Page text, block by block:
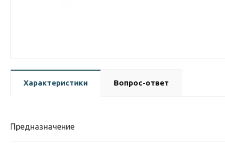
Характеристики Вопрос-ответ
Предназначение